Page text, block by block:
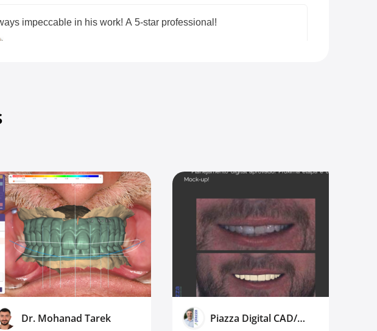
impeccable in his work! A 5-star professional!
Dr. Mohanad Tarek
Piazza Digital CAD/CAM